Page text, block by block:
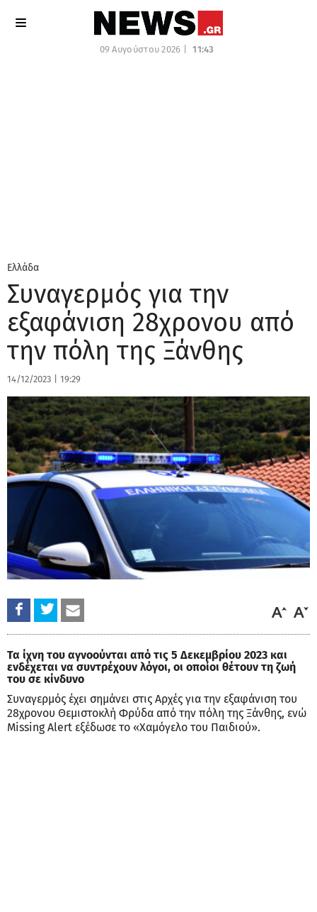
09 Αυγούστου 2026 | 11:43
Ελλάδα
Συναγερμός για την
εξαφάνιση 28χρονου από
την πόλη της Ξάνθης
14/12/2023 19:29
Τα ίχνη του αγνοούνται από τις 5 Δεκεμβρίου 2023 και
ενδέχεται να συντρέχουν λόγοι, οι οποίοι θέτουν τη ζωή
του σε κίνδυνο
Συναγερμός έχει σημάνει στις Αρχές για την εξαφάνιση του
28χρονου Θεμιστοκλή Φρύδα από την πόλη της Ξάνθης, ενώ
Missing Alert εξέδωσε το «Χαμόγελο του Παιδιού».